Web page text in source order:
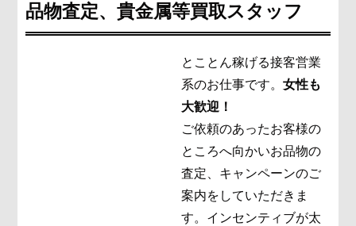
品物査定、貴金属等買取スタッフ
とことん稼げる接客営業
系のお仕事です。 女性も
大歓迎！
ご依頼のあったお客様の
ところへ向かいお品物の
査定、キャンペーンのご
案内をしていただきま
す。インセンティブが太